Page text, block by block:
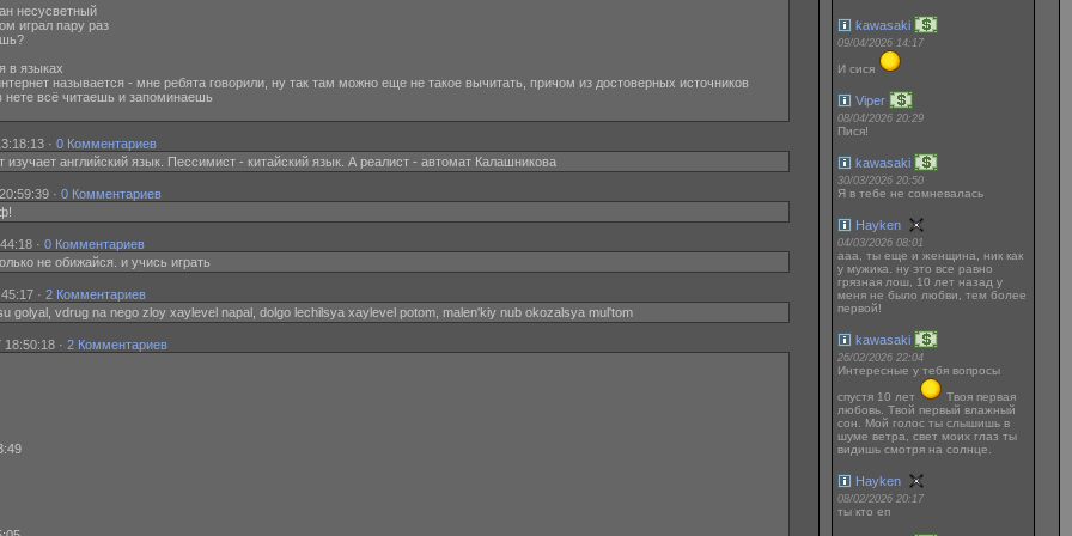
несусветный
играл пару раз
в языках
называется - мне ребята говорили, ну так там можно еще не такое вычитать, причом из достоверных источников
нете всё читаешь и запоминаешь
· 0 Комментариев
английский язык. Пессимист - китайский язык. А реалист - автомат Калашникова
· 0 Комментариев
· 0 Комментариев
не обижайся. и учись играть
· 2 Комментариев
golyal, vdrug na nego zloy xaylevel napal, dolgo lechilsya xaylevel potom, malen'kiy nub okozalsya mul'tom
· 2 Комментариев
kawasaki
09/04/2026 14:17
И сися
Viper
08/04/2026 20:29
Пися!
kawasaki
30/03/2026 20:50
Я в тебе не сомневалась
Hayken
04/03/2026 08:01
ааа, ты еще и женщина, ник как
у мужика. ну это все равно
грязная лош, 10 лет назад у
меня не было любви, тем более
первой!
kawasaki
26/02/2026 22:04
Интересные у тебя вопросы
спустя 10 лет
Твоя первая
любовь. Твой первый влажный
сон. Мой голос ты слышишь в
шуме ветра, свет моих глаз ты
видишь смотря на солнце.
Hayken
08/02/2026 20:17
ты кто еп